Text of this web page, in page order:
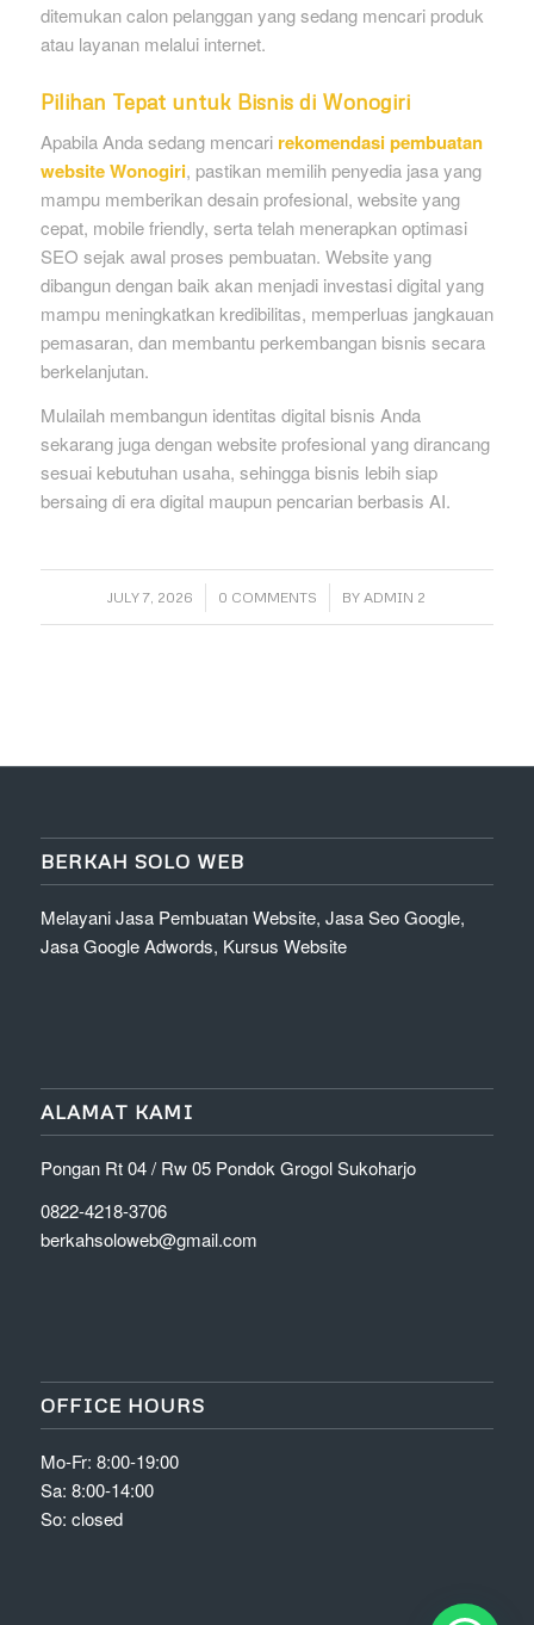
ditemukan calon pelanggan yang sedang mencari produk
atau layanan melalui internet.
Pilihan Tepat untuk Bisnis di Wonogiri
Apabila Anda sedang mencari rekomendasi pembuatan
website Wonogiri, pastikan memilih penyedia jasa yang
mampu memberikan desain profesional, website yang
cepat, mobile friendly, serta telah menerapkan optimasi
SEO sejak awal proses pembuatan. Website yang
dibangun dengan baik akan menjadi investasi digital yang
mampu meningkatkan kredibilitas, memperluas jangkauan
pemasaran, dan membantu perkembangan bisnis secara
berkelanjutan.
Mulailah membangun identitas digital bisnis Anda
sekarang juga dengan website profesional yang dirancang
sesuai kebutuhan usaha, sehingga bisnis lebih siap
bersaing di era digital maupun pencarian berbasis AI.
JULY 7, 2026
/ 0 COMMENTS
/ BY ADMIN 2
BERKAH SOLO WEB
Melayani Jasa Pembuatan Website, Jasa Seo Google,
Jasa Google Adwords, Kursus Website
ALAMAT KAMI
Pongan Rt 04 / Rw 05 Pondok Grogol Sukoharjo
0822-4218-3706
berkahsoloweb@gmail.com
OFFICE HOURS
Mo-Fr: 8:00-19:00
Sa: 8:00-14:00
So: closed